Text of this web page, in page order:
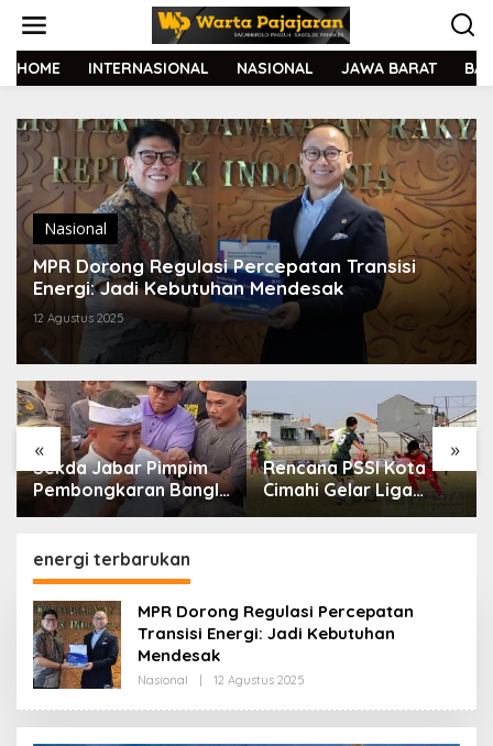
t
HOME INTERNASIONAL NASIONAL JAWA BARAT
Nasional
MPR Dorong Regulasi Percepatan Transisi
Energi: Jadi Kebutuhan Mendesak
12 Agustus 2025
« »
Sekda Jabar Pimpim
Pembongkaran Bangli
dan Penertiban PKL
Rencana PSSI Kota
Cimahi Gelar Liga
Internasional 2026,
energi terbarukan
MPR Dorong Regulasi Percepatan
Transisi Energi: Jadi Kebutuhan
Mendesak
Nasional 12 Agustus 2025
E
H
R